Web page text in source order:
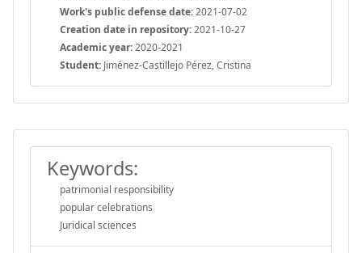
Work's public defense date:2021-07-02
Creation date in repository:2021-10-27
Academic year:2020-2021
Student: Jiménez-Castillejo Pérez, Cristina
Keywords:
patrimonial responsibility
popular celebrations
Juridical sciences